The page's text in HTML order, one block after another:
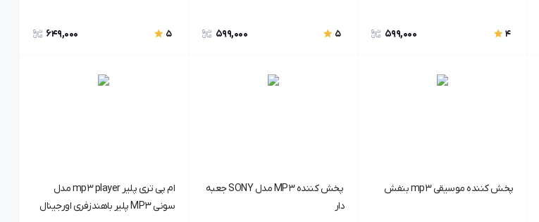
4
599,000
5
599,000
5
649,000
پخش کننده موسیقی mp3 بنفش
پخش کننده MP3 مدل SONY جعبه
دار
ام پی تری پلیر mp3 player مدل
سونی MP3 پلیر باهندزفری اورجینال